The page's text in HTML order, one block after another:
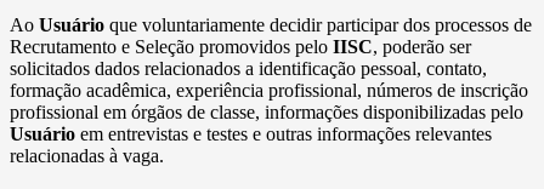
Ao Usuário que voluntariamente decidir participar dos processos de
Recrutamento e Seleção promovidos pelo IISC, poderão ser
solicitados dados relacionados a identificação pessoal, contato,
formação acadêmica, experiência profissional, números de inscrição
profissional em órgãos de classe, informações disponibilizadas pelo
Usuário em entrevistas e testes e outras informações relevantes
relacionadas à vaga.